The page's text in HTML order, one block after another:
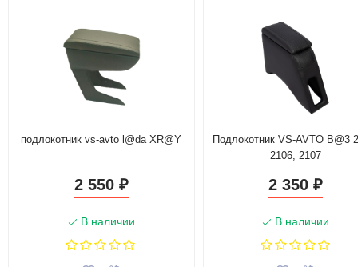
подлокотник vs-avto l@da XR@Y
2 550 ₽
В наличии
Подлокотник VS-AVTO B@3
2106, 2107
2 350₽
В наличии